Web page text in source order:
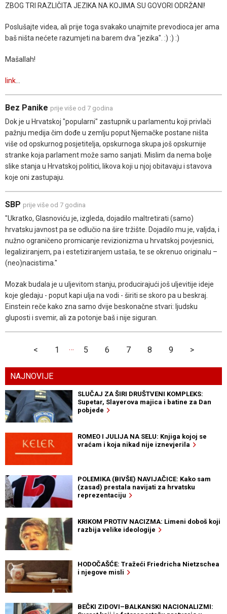
ZBOG TRI RAZLIČITA JEZIKA NA KOJIMA SU GOVORI ODRŽANI!
Poslušajte videa, ali prije toga svakako unajmite prevodioca jer ama
baš ništa nećete razumjeti na barem dva "jezika". :) :) :)
Mašallah!
link
Bez Panike prije više od 7 godina
Dok je u Hrvatskoj "popularni" zastupnik u parlamentu koji privlači
pažnju medija čim dođe u zemlju poput Njemačke postane ništa
više od opskurnog posjetitelja, opskurnoga skupa još opskurnije
stranke koja parlament može samo sanjati. Mislim da nema bolje
slike stanja u Hrvatskoj politici, likova koji u njoj obitavaju i stavova
koje oni zastupaju.
SBP prije više od 7 godina
"Ukratko, Glasnoviću je, izgleda, dojadilo maltretirati (samo)
hrvatsku javnost pa se odlučio na šire tržište. Dojadilo mu je, valjda, i
nužno ograničeno promicanje revizionizma u hrvatskoj povjesnici,
legaliziranjem, pa i estetiziranjem ustaša, te se okrenuo originalu –
(neo)nacistima."
Mozak budala je u uljevitom stanju, producirajući još uljevitije ideje
koje gledaju - poput kapi ulja na vodi - širiti se skoro pa u beskraj.
Einstein reče kako zna samo dvije beskonačne stvari: ljudsku
gluposti i svemir, ali za potonje baš i nije siguran.
< 1 … 5 6 7 8 9 >
NAJNOVIJE
SLUČAJ ZA ŠIRI DRUŠTVENI KOMPLEKS:
Supetar, Slayerova majica i batine za Dan
pobjede
ROMEO I JULIJA NA SELU: Knjiga kojoj se
vraćam i koja nikad nije iznevjerila
POLEMIKA (BIVŠE) NAVIJAČICE: Kako sam
(zasad) prestala navijati za hrvatsku
reprezentaciju
KRIKOM PROTIV NACIZMA: Limeni doboš koji
razbija velike ideologije
HODOČAŠĆE: Tražeći Friedricha Nietzschea
i njegove misli
BEČKI ZIDOVI–BALKANSKI NACIONALIZMI: